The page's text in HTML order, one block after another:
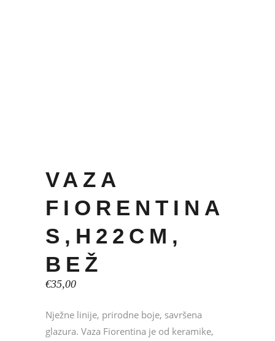
VAZA
FIORENTINA
S,H22CM,
BEŽ
€35,00
Nježne linije, prirodne boje, savršena
glazura. Vaza Fiorentina je od keramike,